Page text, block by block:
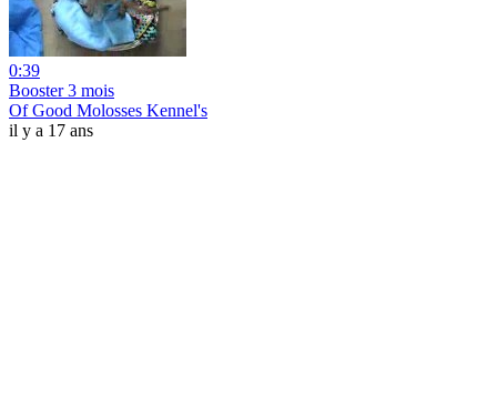
0:39
Booster 3 mois
Of Good Molosses Kennel's
il y a 17 ans